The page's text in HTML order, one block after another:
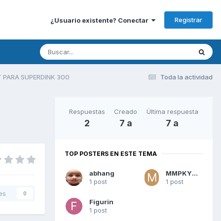
¿Usuario existente? Conectar Registrar
Toda la actividad
PARA SUPERDINK 300
0
Respuestas
2
Creado
7 a
Última respuesta
7 a
TOP POSTERS EN ESTE TEMA
abhang
1 post
MMPKYMCO
1 post
Figurin
1 post